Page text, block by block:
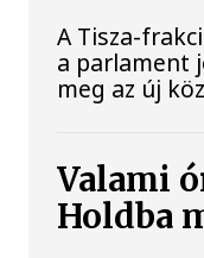
A Tisza-
a parlament
meg az új
Valami
Holdba